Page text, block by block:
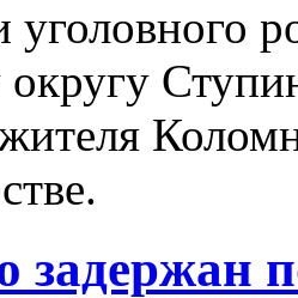
уголовного
задержан